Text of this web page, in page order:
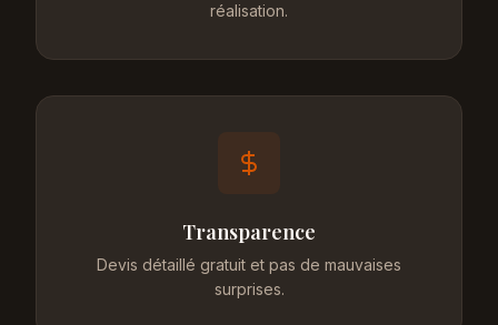
réalisation.
Transparence
Devis détaillé gratuit et pas de mauvaises
surprises.